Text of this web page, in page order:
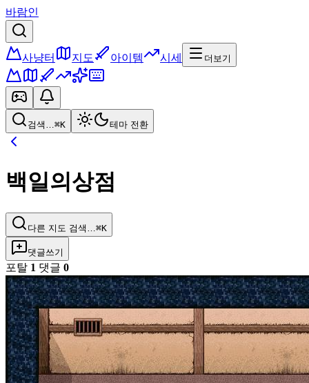
바람인
사냥터 지도 아이템 시세 더보기
검색…⌘K 테마 전환
백일의상점
다른 지도 검색… ⌘K
댓글쓰기
포탈 1 댓글 0